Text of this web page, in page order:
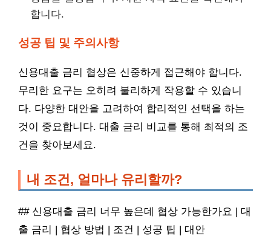
합니다.
성공 팁 및 주의사항
신용대출 금리 협상은 신중하게 접근해야 합니다.
무리한 요구는 오히려 불리하게 작용할 수 있습니
다. 다양한 대안을 고려하여 합리적인 선택을 하는
것이 중요합니다. 대출 금리 비교를 통해 최적의 조
건을 찾아보세요.
내 조건, 얼마나 유리할까?
## 신용대출 금리 너무 높은데 협상 가능한가요 | 대
출 금리 | 협상 방법 | 조건 | 성공 팁 | 대안